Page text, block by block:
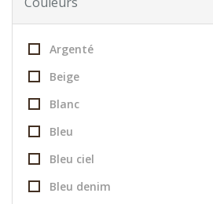
Argenté
Beige
Blanc
Bleu
Bleu ciel
Bleu denim